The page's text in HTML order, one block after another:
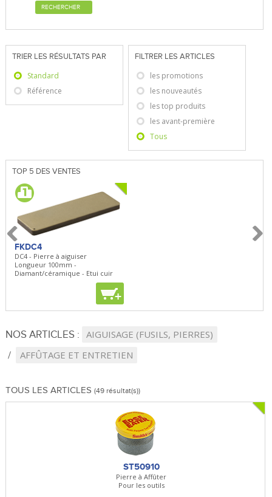
RECHERCHER
TRIER LES RÉSULTATS PAR
Standard
Référence
FILTRER LES ARTICLES
les promotions
les nouveautés
les top produits
les avant-première
Tous
TOP 5 DES VENTES
FKDC4
DC4 - Pierre à aiguiser
Longueur 100mm -
Diamant/céramique - Etui cuir
+
NOS ARTICLES : AIGUISAGE (FUSILS, PIERRES)
AFFÛTAGE ET ENTRETIEN
TOUS LES ARTICLES (49 résultat(s))
ST50910
Pierre à Affûter
Pour les outils